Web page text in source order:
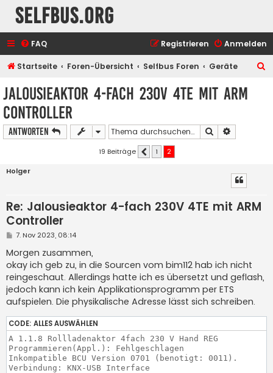
selfbus.org
FAQ Anmelden
Registrieren
Startseite Foren-Übersicht Selfbus Foren Geräte
Jalousieaktor 4-fach 230V 4TE mit ARM
Controller
Antworten Suche
19 Beiträge Vorherige
1
2
Holger
Re: Jalousieaktor 4-fach 230V 4TE mit ARM
Controller
B
i
t
r
a
g
7. Nov 2023, 08:14
Morgen zusammen,
okay ich geb zu, in die Sourcen vom bim112 hab ich nicht
reingeschaut. Allerdings hatte ich es übersetzt und geflash,
jedoch kann ich kein Applikationsprogramm per ETS
aufspielen. Die physikalische Adresse lässt sich schreiben.
CODE: ALLES AUSWÄHLEN
A 1.1.8 Rollladenaktor 4fach 230 V Hand REG
Programmieren(Appl.): Fehlgeschlagen
Inkompatible BCU Version 0701 (benotigt: 0011).
Verbindung: KNX-USB Interface